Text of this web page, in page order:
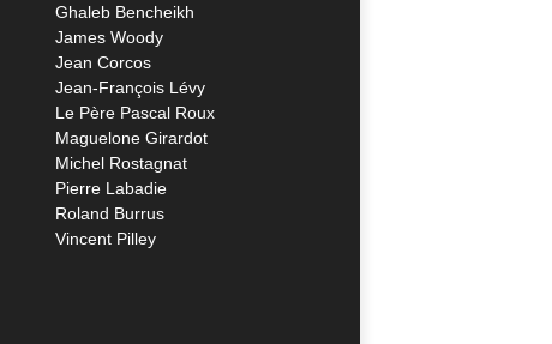
Ghaleb Bencheikh
James Woody
Jean Corcos
Jean-François Lévy
Le Père Pascal Roux
Maguelone Girardot
Michel Rostagnat
Pierre Labadie
Roland Burrus
Vincent Pilley